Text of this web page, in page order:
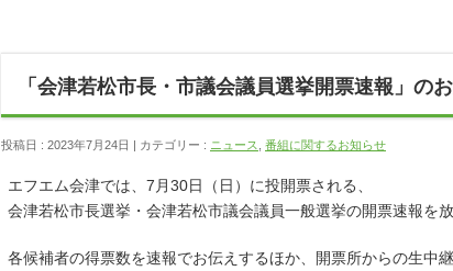
「会津若松市長・市議会議員選挙開票速報」の
投稿日 : 2023年7月24日 カテゴリー : ニュース 番組に関するお知らせ
エフエム会津では、7月30日（日）に投開票される、
会津若松市長選挙・会津若松市議会議員一般選挙の開票速報を放
各候補者の得票数を速報でお伝えするほか、開票所からの生中継